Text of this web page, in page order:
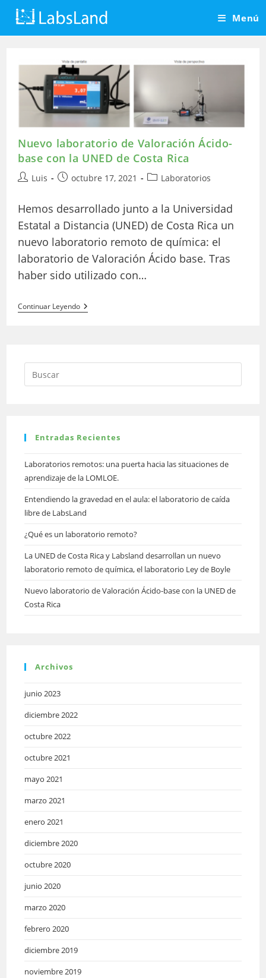
Saltar
contenido
Menú
Nuevo laboratorio de Valoración Ácido-
base con la UNED de Costa Rica
Autor
entrada:
Luis
Publicación
la
entrada:
octubre 17, 2021
Categoría
entrada:
Laboratorios
Hemos desarrollado junto a la Universidad
Estatal a Distancia (UNED) de Costa Rica un
nuevo laboratorio remoto de química: el
laboratorio de Valoración Ácido base. Tras
haber sido utilizado con…
Continuar LeyendoNuevo
Laboratorio
Con
Entradas Recientes
Laboratorios remotos: una puerta hacia las situaciones de
aprendizaje de la LOMLOE.
Entendiendo la gravedad en el aula: el laboratorio de caída
libre de LabsLand
¿Qué es un laboratorio remoto?
La UNED de Costa Rica y Labsland desarrollan un nuevo
laboratorio remoto de química, el laboratorio Ley de Boyle
Nuevo laboratorio de Valoración Ácido-base con la UNED de
Costa Rica
Archivos
junio 2023
diciembre 2022
octubre 2022
octubre 2021
mayo 2021
marzo 2021
enero 2021
diciembre 2020
octubre 2020
junio 2020
marzo 2020
febrero 2020
diciembre 2019
noviembre 2019